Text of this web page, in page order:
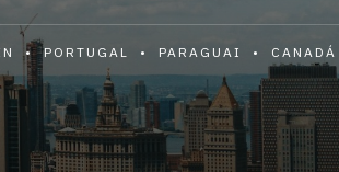
• PORTUGAL • PARAGUAI • CANADÁ